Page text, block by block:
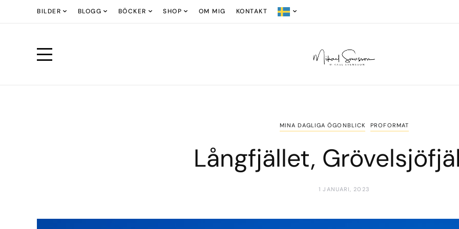
BILDER BLOGG BÖCKER SHOP OM MIG KONTAKT
MINA DAGLIGA ÖGONBLICK PROFORMAT
Långfjället,
1 JANUARI, 2023